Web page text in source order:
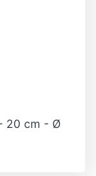
20 cm - Ø